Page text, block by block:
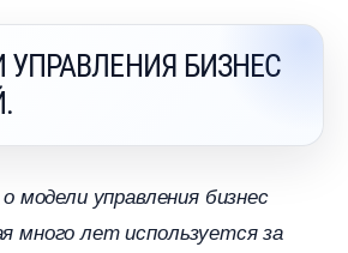
УПРАВЛЕНИЯ БИЗНЕС
модели управления бизнес
много лет используется за